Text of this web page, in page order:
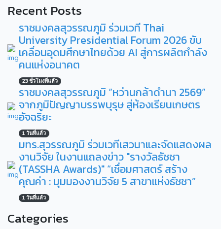
Recent Posts
ราชมงคลสุวรรณภูมิ ร่วมเวที Thai
University Presidential Forum 2026 ขับ
เคลื่อนอุดมศึกษาไทยด้วย AI สู่การผลิตกำลัง
คนแห่งอนาคต
23 ชั่วโมงที่แล้ว
ราชมงคลสุวรรณภูมิ “หว่านกล้าดำนา 2569”
จากภูมิปัญญาบรรพบุรุษ สู่ห้องเรียนเกษตร
อัจฉริยะ
1 วันที่แล้ว
มทร.สุวรรณภูมิ ร่วมเวทีเสวนาและจัดแสดงผล
งานวิจัย ในงานแถลงข่าว "รางวัลธัชชา
(TASSHA Awards)" “เชื่อมศาสตร์ สร้าง
คุณค่า : มุมมองงานวิจัย 5 สาขาแห่งธัชชา”
1 วันที่แล้ว
Categories